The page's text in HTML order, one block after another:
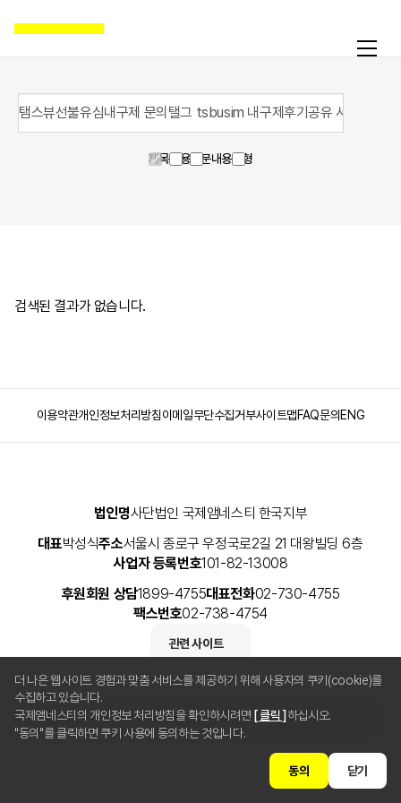
제목내용영문내용유형
검색된 결과가 없습니다.
이용약관개인정보처리방침이메일무단수집거부사이트맵FAQ문의 ENG
법인명사단법인 국제앰네스티 한국지부
대표박성식주소서울시 종로구 우정국로2길 21 대왕빌딩 6층
사업자 등록번호101-82-13008
후원회원 상담1899-4755대표전화02-730-4755
팩스번호02-738-4754
관련 사이트
Copyright © 2025 사단법인 국제앰네스티 한국지부 All Rights Reserved.
더 나은 웹사이트 경험과 맞춤 서비스를 제공하기 위해 사용자의 쿠키(cookie)를
수집하고 있습니다.
국제앰네스티의 개인정보 처리방침을 확인하시려면 [ 클릭 ] 하십시오.
"동의"를 클릭하면 쿠키 사용에 동의하는 것입니다.
동의 닫기